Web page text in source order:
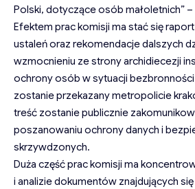
Polski, dotyczące osób małoletnich” –
Efektem prac komisji ma stać się
ustaleń oraz rekomendacje dalszych
wzmocnieniu ze strony archidiecezji
ochrony osób w sytuacji
zostanie przekazany metropolicie
treść zostanie publicznie
poszanowaniu ochrony danych i
skrzywdzonych.
Duża część prac komisji ma
i analizie dokumentów znajdujących